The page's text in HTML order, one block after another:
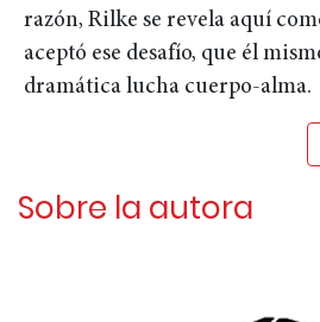
razón, Rilke se revela aquí
aceptó ese desafío, que él
dramática lucha cuerpo-alma.
Sobre la autora